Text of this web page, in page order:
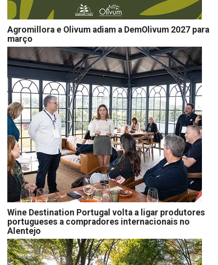
Agromillora e Olivum adiam a DemOlivum 2027 para
março
Wine Destination Portugal volta a ligar produtores
portugueses a compradores internacionais no
Alentejo